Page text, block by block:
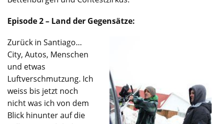
Episode 2 – Land der Gegensätze:
Zurück in Santiago…
City, Autos, Menschen
und etwas
Luftverschmutzung. Ich
weiss bis jetzt noch
nicht was ich von dem
Blick hinunter auf die